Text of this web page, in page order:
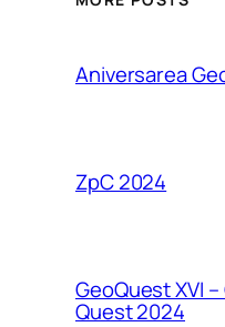
Aniversarea
ZpC 2024
GeoQuest XVI –
Quest 2024